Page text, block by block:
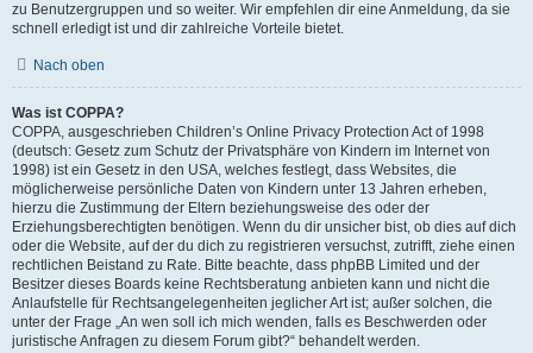
zu Benutzergruppen und so weiter. Wir empfehlen dir eine Anmeldung, da sie
schnell erledigt ist und dir zahlreiche Vorteile bietet.
Nach oben
Was ist COPPA?
COPPA, ausgeschrieben Children’s Online Privacy Protection Act of 1998
(deutsch: Gesetz zum Schutz der Privatsphäre von Kindern im Internet von
1998) ist ein Gesetz in den USA, welches festlegt, dass Websites, die
möglicherweise persönliche Daten von Kindern unter 13 Jahren erheben,
hierzu die Zustimmung der Eltern beziehungsweise des oder der
Erziehungsberechtigten benötigen. Wenn du dir unsicher bist, ob dies auf dich
oder die Website, auf der du dich zu registrieren versuchst, zutrifft, ziehe einen
rechtlichen Beistand zu Rate. Bitte beachte, dass phpBB Limited und der
Besitzer dieses Boards keine Rechtsberatung anbieten kann und nicht die
Anlaufstelle für Rechtsangelegenheiten jeglicher Art ist; außer solchen, die
unter der Frage „An wen soll ich mich wenden, falls es Beschwerden oder
juristische Anfragen zu diesem Forum gibt?“ behandelt werden.